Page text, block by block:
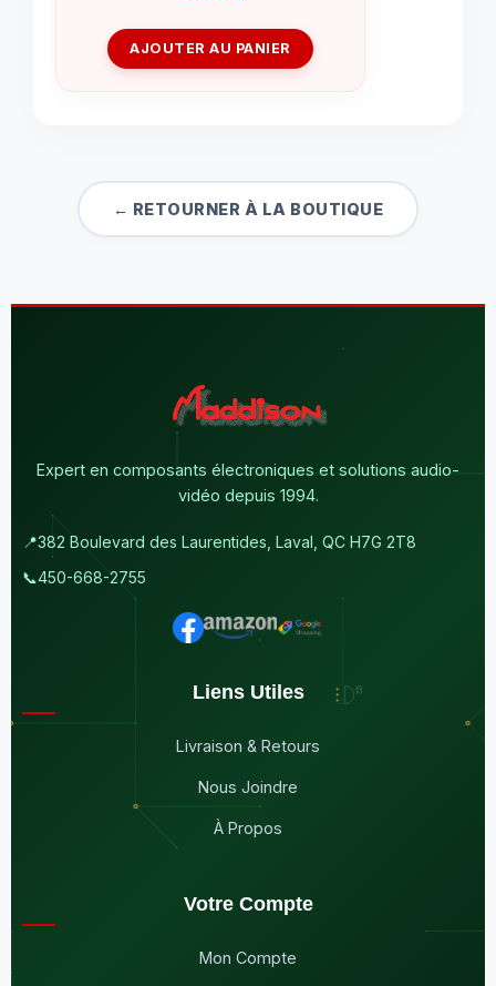
AJOUTER AU PANIER
← RETOURNER À LA BOUTIQUE
Expert en composants électroniques et solutions audio-
vidéo depuis 1994.
📍382 Boulevard des Laurentides, Laval, QC H7G 2T8
📞450-668-2755
Liens Utiles
Livraison & Retours
Nous Joindre
À Propos
Votre Compte
Mon Compte